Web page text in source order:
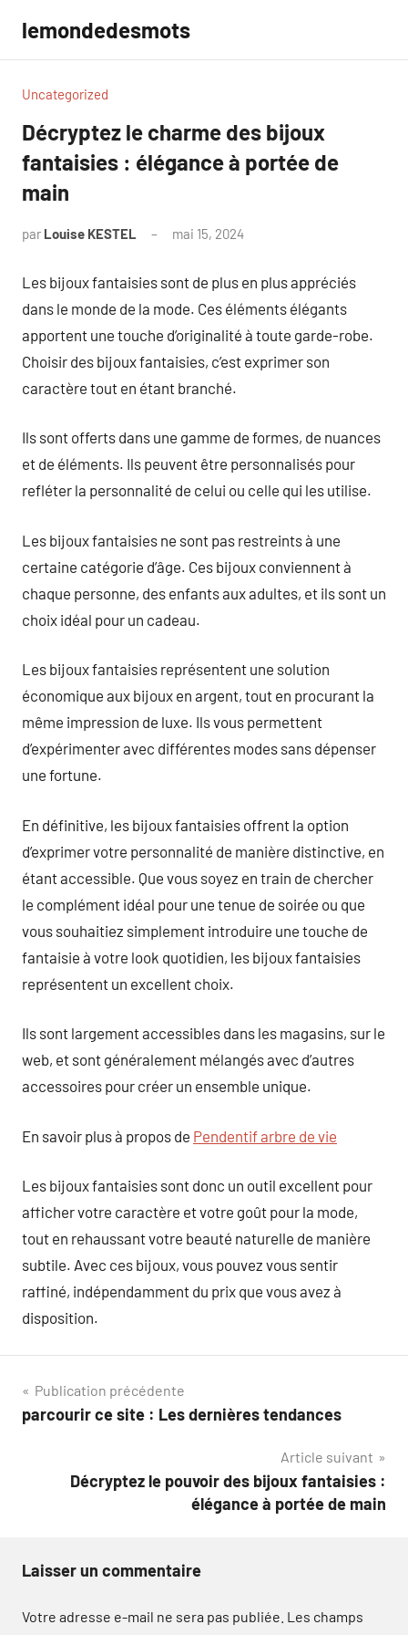
contenu
lemondedesmots
Uncategorized
Décryptez le charme des bijoux
fantaisies : élégance à portée de
main
par Louise KESTEL mai 15, 2024
Les bijoux fantaisies sont de plus en plus appréciés
dans le monde de la mode. Ces éléments élégants
apportent une touche d’originalité à toute garde-robe.
Choisir des bijoux fantaisies, c’est exprimer son
caractère tout en étant branché.
Ils sont offerts dans une gamme de formes, de nuances
et de éléments. Ils peuvent être personnalisés pour
refléter la personnalité de celui ou celle qui les utilise.
Les bijoux fantaisies ne sont pas restreints à une
certaine catégorie d’âge. Ces bijoux conviennent à
chaque personne, des enfants aux adultes, et ils sont un
choix idéal pour un cadeau.
Les bijoux fantaisies représentent une solution
économique aux bijoux en argent, tout en procurant la
même impression de luxe. Ils vous permettent
d’expérimenter avec différentes modes sans dépenser
une fortune.
En définitive, les bijoux fantaisies offrent la option
d’exprimer votre personnalité de manière distinctive, en
étant accessible. Que vous soyez en train de chercher
le complément idéal pour une tenue de soirée ou que
vous souhaitiez simplement introduire une touche de
fantaisie à votre look quotidien, les bijoux fantaisies
représentent un excellent choix.
Ils sont largement accessibles dans les magasins, sur le
web, et sont généralement mélangés avec d’autres
accessoires pour créer un ensemble unique.
En savoir plus à propos de Pendentif arbre de vie
Les bijoux fantaisies sont donc un outil excellent pour
afficher votre caractère et votre goût pour la mode,
tout en rehaussant votre beauté naturelle de manière
subtile. Avec ces bijoux, vous pouvez vous sentir
raffiné, indépendamment du prix que vous avez à
disposition.
Navigation
de
Publication précédente
parcourir ce site : Les dernières tendances
Article suivant
Décryptez le pouvoir des bijoux fantaisies :
élégance à portée de main
Laisser un commentaire
Votre adresse e-mail ne sera pas publiée. Les champs